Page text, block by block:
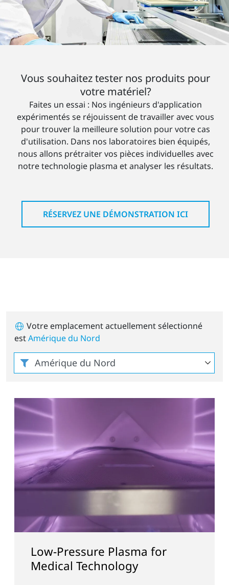
Vous souhaitez tester nos produits pour
votre matériel?
Faites un essai : Nos ingénieurs d'application
expérimentés se réjouissent de travailler avec vous
pour trouver la meilleure solution pour votre cas
d'utilisation. Dans nos laboratoires bien équipés,
nous allons prétraiter vos pièces individuelles avec
notre technologie plasma et analyser les résultats.
RÉSERVEZ UNE DÉMONSTRATION ICI
Votre emplacement actuellement sélectionné
estAmérique du Nord
Plasma for